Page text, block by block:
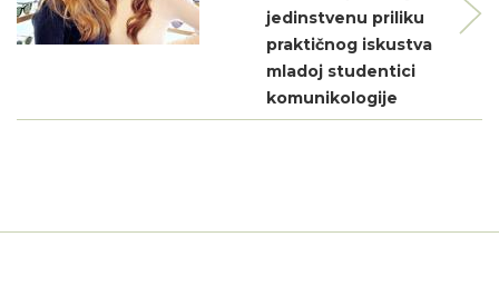
jedinstvenu priliku
praktičnog iskustva
mladoj studentici
komunikologije